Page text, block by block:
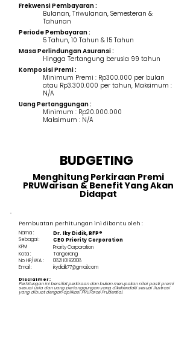
Frekwensi Pembayaran :
Bulanan, Triwulanan, Semesteran &
Tahunan
Periode Pembayaran :
5 Tahun, 10 Tahun & 15 Tahun
Masa Perlindungan Asuransi :
Hingga Tertangung berusia 99 tahun
Komposisi Premi :
Minimum Premi : Rp300.000 per bulan
atau Rp3.300.000 per tahun, Maksimum :
N/A
Uang Pertanggungan :
Minimum : Rp20.000.000
Maksimum : N/A
BUDGETING
Menghitung Perkiraan Premi
PRUWarisan & Benefit Yang Akan
Didapat
Pembuatan perhitungan ini dibantu oleh :
Nama :
Dr. Iky Didik, RFP®
Sebagai :
CEO Priority Corporation
KPM
Priority Corporation
Tangerang
Kota :
082110192008
No HP/WA :
Email :
ikydidik77@gmail.com
Disclaimer :
Perhitungan ini bersifat perkiraan dan bukan merupakan nilai pasti premi
sesuai usia dan uang pertanggungan yang dikehendaki sesuai ilustrasi
yang dibuat dengan aplikasi PRUForce Prudential.